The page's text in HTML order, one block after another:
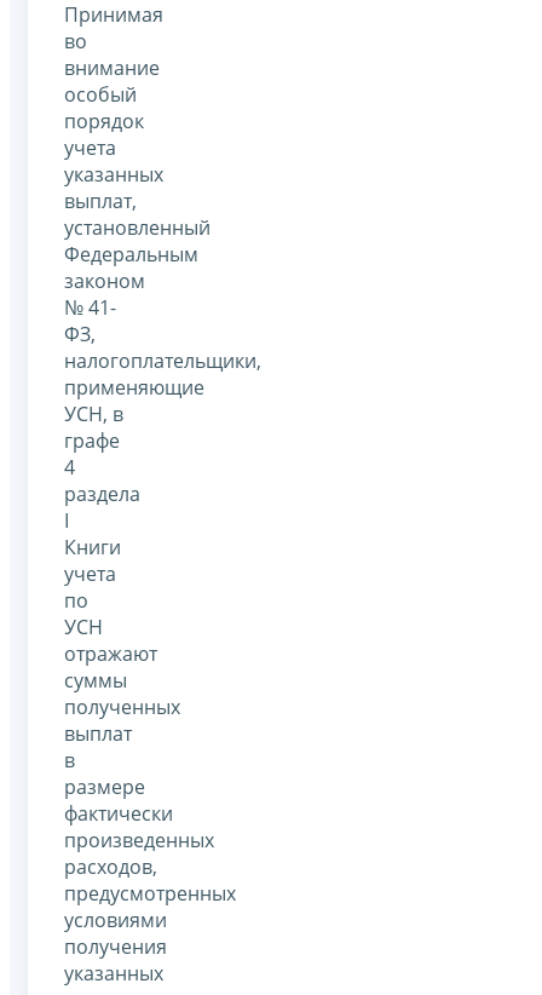
Принимая
во
внимание
особый
порядок
учета
указанных
выплат,
установленный
Федеральным
законом
№ 41-
ФЗ,
налогоплательщики,
применяющие
УСН, в
графе
4
раздела
I
Книги
учета
по
УСН
отражают
суммы
полученных
выплат
в
размере
фактически
произведенных
расходов,
предусмотренных
условиями
получения
указанных